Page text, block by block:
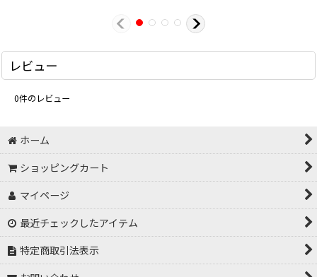
レビュー
0件のレビュー
ホーム
ショッピングカート
マイページ
最近チェックしたアイテム
特定商取引法表示